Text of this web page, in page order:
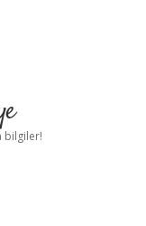
bilgiler!